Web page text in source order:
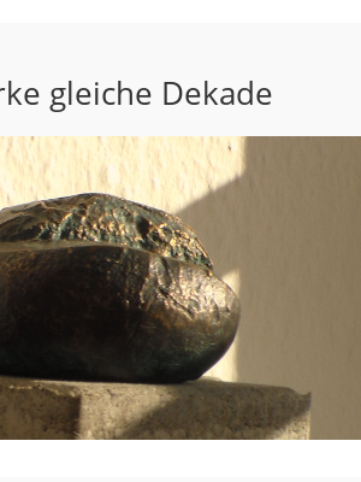
gleiche Dekade